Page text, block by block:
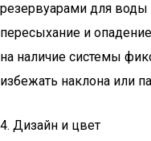
резервуарами для воды
пересыхание и
на наличие системы
избежать наклона или
4. Дизайн и цвет